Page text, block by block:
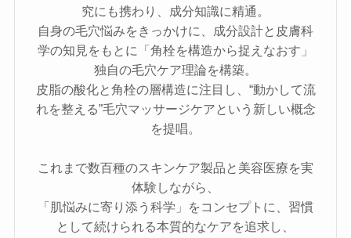
究にも携わり、成分知識に精通。
自身の毛穴悩みをきっかけに、成分設計と皮膚科
学の知見をもとに「角栓を構造から捉えなおす」
独自の毛穴ケア理論を構築。
皮脂の酸化と角栓の層構造に注目し、“動かして流
れを整える”毛穴マッサージケアという新しい概念
を提唱。
これまで数百種のスキンケア製品と美容医療を実
体験しながら、
「肌悩みに寄り添う科学」をコンセプトに、習慣
として続けられる本質的なケアを追求し、